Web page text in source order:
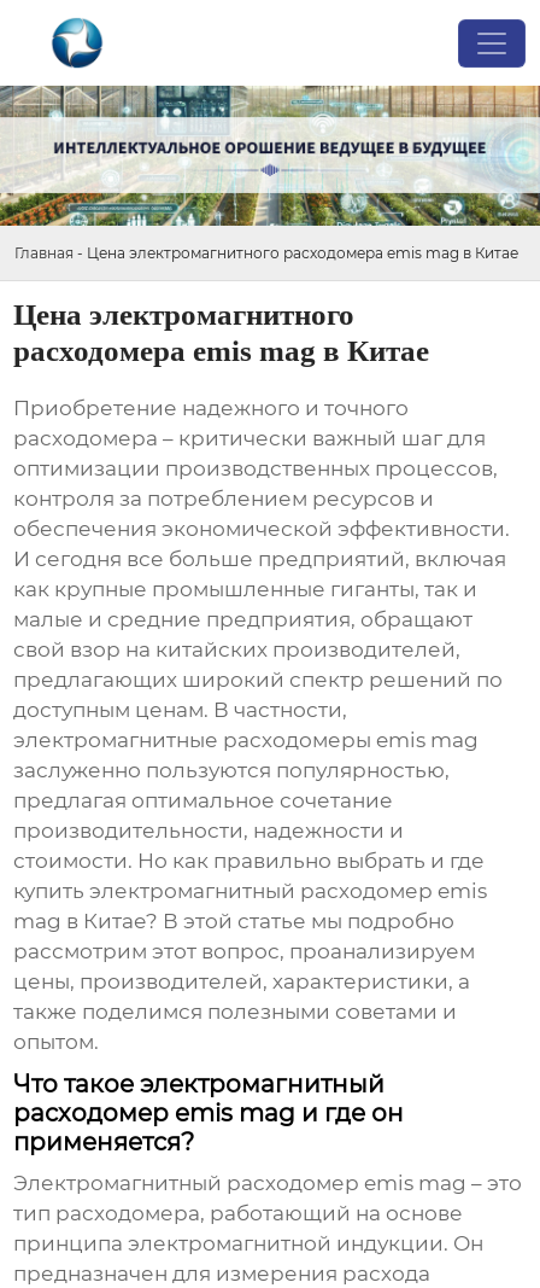
Главная - Цена электромагнитного расходомера emis mag в Китае
Цена электромагнитного
расходомера emis mag в Китае
Приобретение надежного и точного
расходомера – критически важный шаг для
оптимизации производственных процессов,
контроля за потреблением ресурсов и
обеспечения экономической эффективности.
И сегодня все больше предприятий, включая
как крупные промышленные гиганты, так и
малые и средние предприятия, обращают
свой взор на китайских производителей,
предлагающих широкий спектр решений по
доступным ценам. В частности,
электромагнитные расходомеры emis mag
заслуженно пользуются популярностью,
предлагая оптимальное сочетание
производительности, надежности и
стоимости. Но как правильно выбрать и где
купитьэлектромагнитный расходомер emis
mag в Китае? В этой статье мы подробно
рассмотрим этот вопрос, проанализируем
цены, производителей, характеристики, а
также поделимся полезными советами и
опытом.
Что такое электромагнитный
расходомер emis mag и где он
применяется?
Электромагнитный расходомер emis mag – это
тип расходомера, работающий на основе
принципа электромагнитной индукции. Он
предназначен для измерения расхода